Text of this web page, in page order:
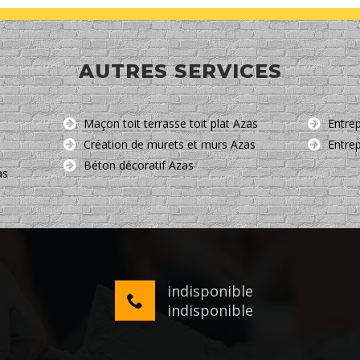
AUTRES SERVICES
Maçon toit terrasse toit plat Azas
Création de murets et murs Azas
Béton décoratif Azas
indisponible
indisponible